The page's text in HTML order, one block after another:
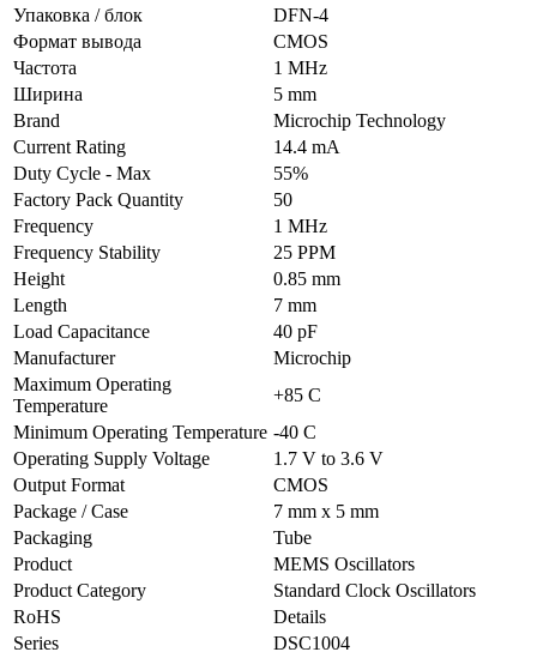
Упаковка / блок
DFN-4
Формат вывода
CMOS
Частота
1 MHz
Ширина
5 mm
Brand
Microchip Technology
Current Rating
14.4 mA
Duty Cycle - Max
55%
Factory Pack Quantity
50
Frequency
1 MHz
Frequency Stability
25 PPM
Height
0.85 mm
Length
7 mm
Load Capacitance
40 pF
Manufacturer
Microchip
Maximum Operating
Temperature
+85 C
Minimum Operating Temperature -40 C
Operating Supply Voltage
1.7 V to 3.6 V
Output Format
CMOS
Package / Case
7 mm x 5 mm
Packaging
Tube
Product
MEMS Oscillators
Product Category
Standard Clock Oscillators
RoHS
Details
Series
DSC1004